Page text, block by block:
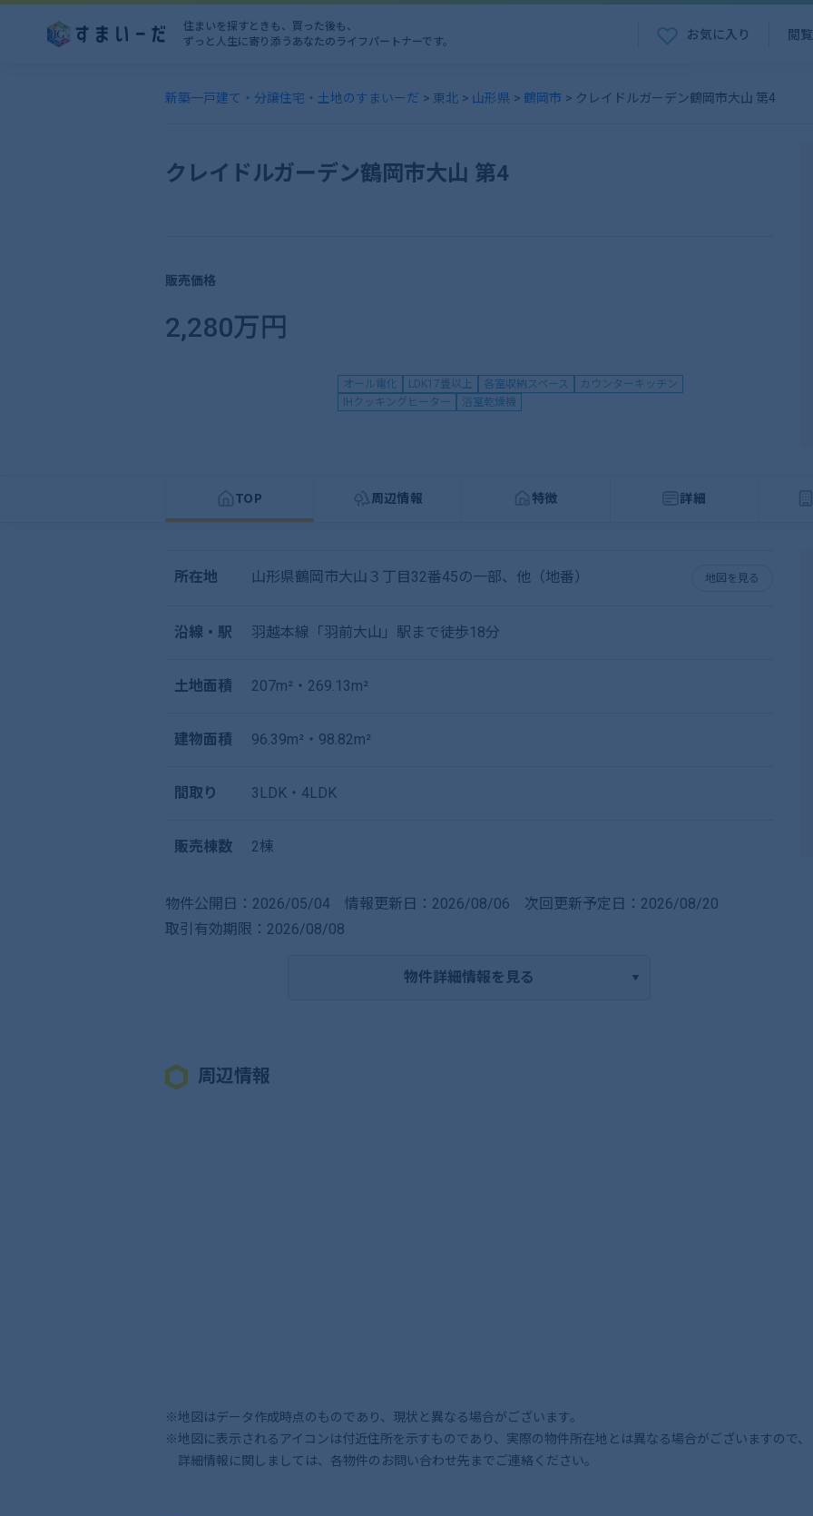
住まいを探すときも、買った後も、
ずっと人生に寄り添うあなたのライフパートナーです。
お気に入り 閲
新築一戸建て・分譲住宅・土地のすまいーだ 東北 山形県 鶴岡市 クレイドルガーデン鶴岡市大山 第4
クレイドルガーデン鶴岡市大山 第4
TOP 周辺情報 特徴 詳細
オール電化 LDK17畳以上 各室収納スペース
カウンターキッチン
IHクッキングヒーター
浴室乾燥機
販売価格
2,280万円
所在地 山形県鶴岡市大山３丁目32番45の一部、他（地番） 地図を見る
沿線・駅 羽越本線「羽前大山」駅まで徒歩18分
土地面積 207m²・269.13m²
建物面積 96.39m²・98.82m²
間取り 3LDK・4LDK
販売棟数 2棟
物件公開日：2026/05/04 情報更新日：2026/08/06 次回更新予定日：2026/08/20
取引有効期限：2026/08/08
物件詳細情報を見る
周辺情報
※地図はデータ作成時点のものであり、現状と異なる場合がございます。
※地図に表示されるアイコンは付近住所を示すものであり、実際の物件所在地とは異なる場合がございますので、
詳細情報に関しましては、各物件のお問い合わせ先までご連絡ください。